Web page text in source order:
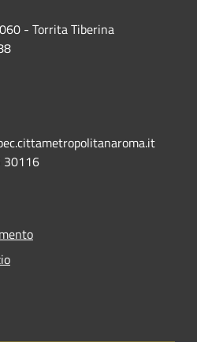
- Torrita Tiberina
30116